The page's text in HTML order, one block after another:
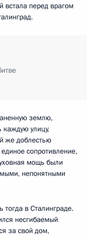
перед врагом
землю,
каждую улицу,
же доблестью
сопротивление,
мощь были
непонятными
в Сталинграде.
несгибаемый
за свой дом,